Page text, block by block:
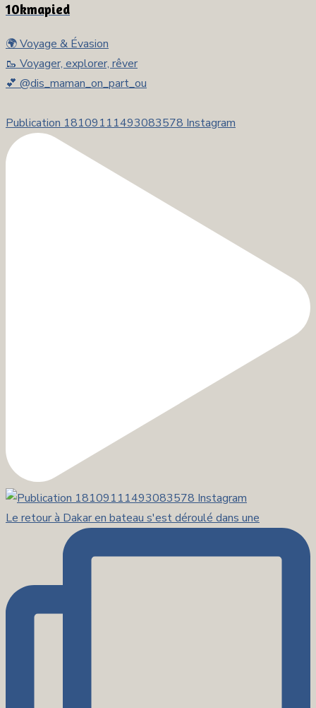
10kmapied
🌍 Voyage & Évasion
🥾 Voyager, explorer, rêver
💕 @dis_maman_on_part_ou
Publication 18109111493083578 Instagram
Le retour à Dakar en bateau s'est déroulé dans une